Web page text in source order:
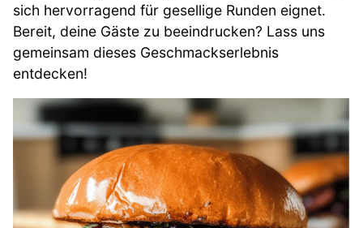
sich hervorragend für gesellige Runden eignet.
Bereit, deine Gäste zu beeindrucken? Lass uns
gemeinsam dieses Geschmackserlebnis
entdecken!